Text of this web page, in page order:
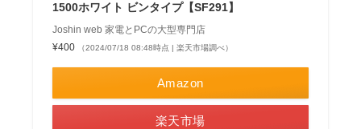
1500ホワイト ビンタイプ【SF291】
Joshin web 家電とPCの大型専門店
¥400
（2024/07/18 08:48時点 | 楽天市場調べ）
Amazon
楽天市場